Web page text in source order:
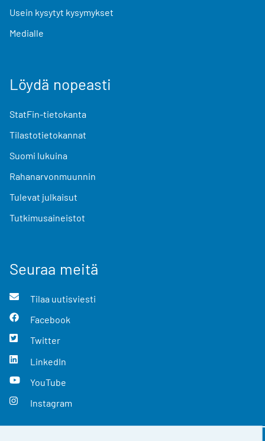
Usein kysytyt kysymykset
Medialle
Löydä nopeasti
StatFin-tietokanta
Tilastotietokannat
Suomi lukuina
Rahanarvonmuunnin
Tulevat julkaisut
Tutkimusaineistot
Seuraa meitä
Tilaa uutisviesti
Facebook
Twitter
LinkedIn
YouTube
Instagram